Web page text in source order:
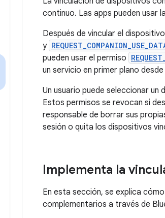
continuo. Las apps pueden usar
Después de vincular el
y
pueden usar el permiso
un servicio en primer plano
Un usuario puede seleccionar
Estos permisos se revocan si
responsable de borrar sus
sesión o quita los dispositivos
Implementa la
En esta sección, se explica
complementarios a través de